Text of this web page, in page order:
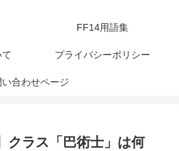
FF14用語集
プライバシーポリシー
い合わせページ
クラス「巴術士」は何